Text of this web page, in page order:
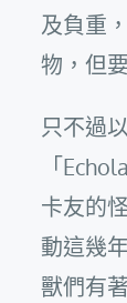
及負重
物，但
只不過
「
卡友的
動這幾
獸們有